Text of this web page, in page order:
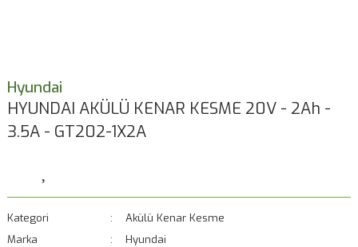
Hyundai
HYUNDAI AKÜLÜ KENAR KESME 20V - 2Ah -
3.5A - GT202-1X2A
Kategori
Akülü Kenar Kesme
Marka
Hyundai